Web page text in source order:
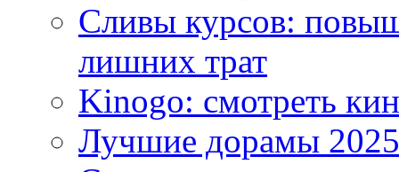
Сливы курсов:
лишних трат
Kinogo: смотреть
Лучшие дорамы